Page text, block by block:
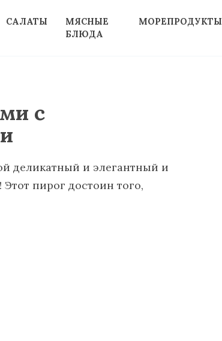
САЛАТЫ
МЯСНЫЕ
БЛЮДА
МОРЕПРОДУКТЫ
с
деликатный и элегантный и
пирог достоин того,